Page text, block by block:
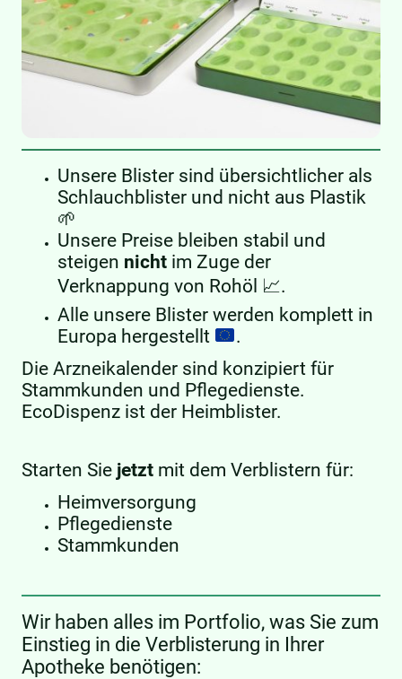
Unsere Blister sind übersichtlicher als
Schlauchblister und nicht aus Plastik
🌱
Unsere Preise bleiben stabil und
steigen nicht im Zuge der
Verknappung von Rohöl 📈.
Alle unsere Blister werden komplett in
Europa hergestellt
.
Die Arzneikalender sind konzipiert für
Stammkunden und Pflegedienste.
EcoDispenz ist der Heimblister.
Starten Sie jetzt mit dem Verblistern für:
Heimversorgung
Pflegedienste
Stammkunden
Wir haben alles im Portfolio, was Sie zum
Einstieg in die Verblisterung in Ihrer
Apotheke benötigen: